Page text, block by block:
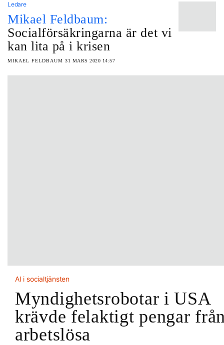
Ledare
Mikael Feldbaum:
Socialförsäkringarna är det vi
kan lita på i krisen
MIKAEL FELDBAUM 31 MARS 2020 14:57
AI i socialtjänsten
Myndighetsrobotar i USA
krävde felaktigt pengar
arbetslösa